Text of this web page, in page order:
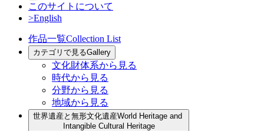
このサイトについて
>English
作品一覧Collection List
カテゴリで見るGallery
文化財体系から見る
時代から見る
分野から見る
地域から見る
世界遺産と無形文化遺産World Heritage and
Intangible Cultural Heritage